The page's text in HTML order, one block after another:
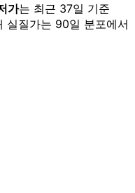
가는 최근 37일 기준
실질가는 90일 분포에서